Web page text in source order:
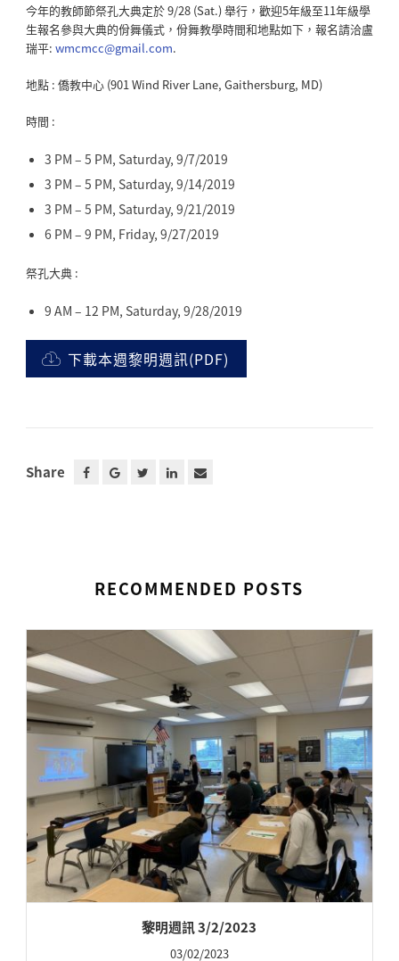
今年的教師節祭孔大典定於 9/28 (Sat.) 舉行，歡迎5年級至11年級學
生報名參與大典的佾舞儀式，佾舞教學時間和地點如下，報名請洽盧
瑞平: wmcmcc@gmail.com.
地點 : 僑教中心 (901 Wind River Lane, Gaithersburg, MD)
時間 :
3 PM – 5 PM, Saturday, 9/7/2019
3 PM – 5 PM, Saturday, 9/14/2019
3 PM – 5 PM, Saturday, 9/21/2019
6 PM – 9 PM, Friday, 9/27/2019
祭孔大典 :
9 AM – 12 PM, Saturday, 9/28/2019
下載本週黎明週訊(PDF)
Share
RECOMMENDED POSTS
黎明週訊 3/2/2023
03/02/2023